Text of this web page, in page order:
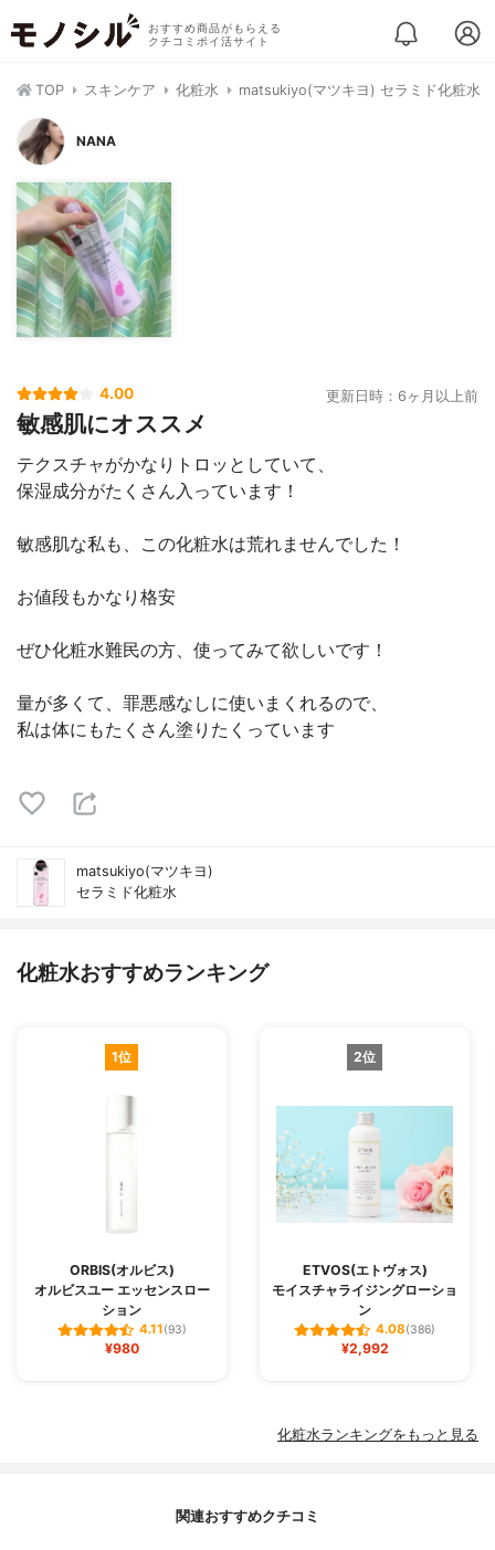
おすすめ商品がもらえる
クチコミポイ活サイト
TOP スキンケア 化粧水 matsukiyo(マツキヨ) セラミド化粧水
NANA
4.00 更新日時：6ヶ月以上前
敏感肌にオススメ
テクスチャがかなりトロッとしていて、
保湿成分がたくさん入っています！
敏感肌な私も、この化粧水は荒れませんでした！
お値段もかなり格安
ぜひ化粧水難民の方、使ってみて欲しいです！
量が多くて、罪悪感なしに使いまくれるので、
私は体にもたくさん塗りたくっています
matsukiyo(マツキヨ)
セラミド化粧水
化粧水おすすめランキング
1位
ORBIS(オルビス)
オルビスユー エッセンスロー
ション
4.11(93)
¥980
2位
ETVOS(エトヴォス)
モイスチャライジングローショ
ン
4.08(386)
¥2,992
化粧水ランキングをもっと見る
関連おすすめクチコミ